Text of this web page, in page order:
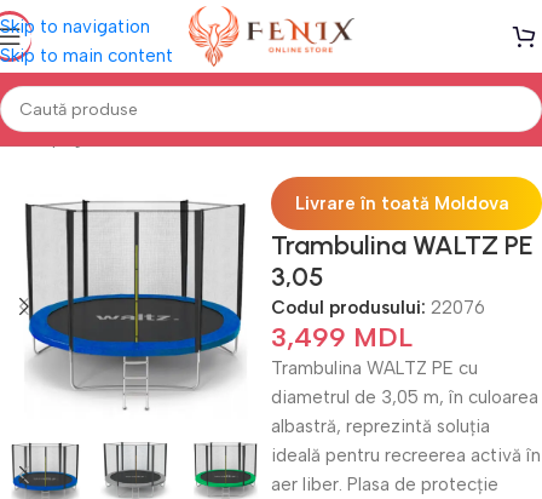
Skip to navigation
Skip to main content
Prima pagină Mobilă TERASĂ & GRĂDINĂ Trambuline
Livrare în toată Moldova
Trambulina WALTZ PE
3,05
Codul produsului: 22076
3,499 MDL
Trambulina WALTZ PE cu
diametrul de 3,05 m, în culoarea
albastră, reprezintă soluția
ideală pentru recreerea activă în
aer liber. Plasa de protecție